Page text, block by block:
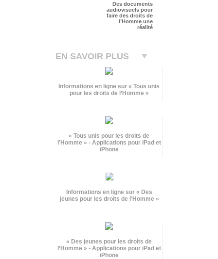
Des documents
audiovisuels pour
faire des droits de
l’Homme une
réalité
EN SAVOIR PLUS
Informations en ligne sur « Tous unis
pour les droits de l’Homme »
« Tous unis pour les droits de
l’Homme » - Applications pour iPad et
iPhone
Informations en ligne sur « Des
jeunes pour les droits de l’Homme »
« Des jeunes pour les droits de
l’Homme » - Applications pour iPad et
iPhone